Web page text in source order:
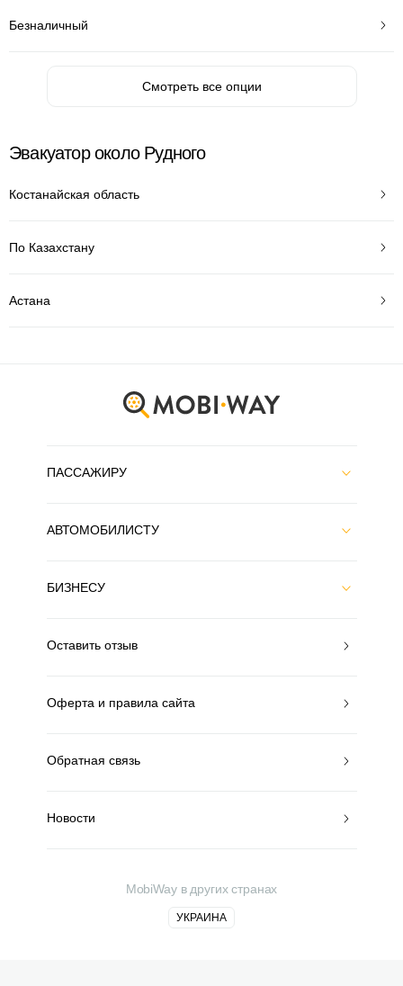
Безналичный
Смотреть все опции
Эвакуатор около Рудного
Костанайская область
По Казахстану
Астана
ПАССАЖИРУ
АВТОМОБИЛИСТУ
БИЗНЕСУ
Оставить отзыв
Оферта и правила сайта
Обратная связь
Новости
MobiWay в других странах
УКРАИНА